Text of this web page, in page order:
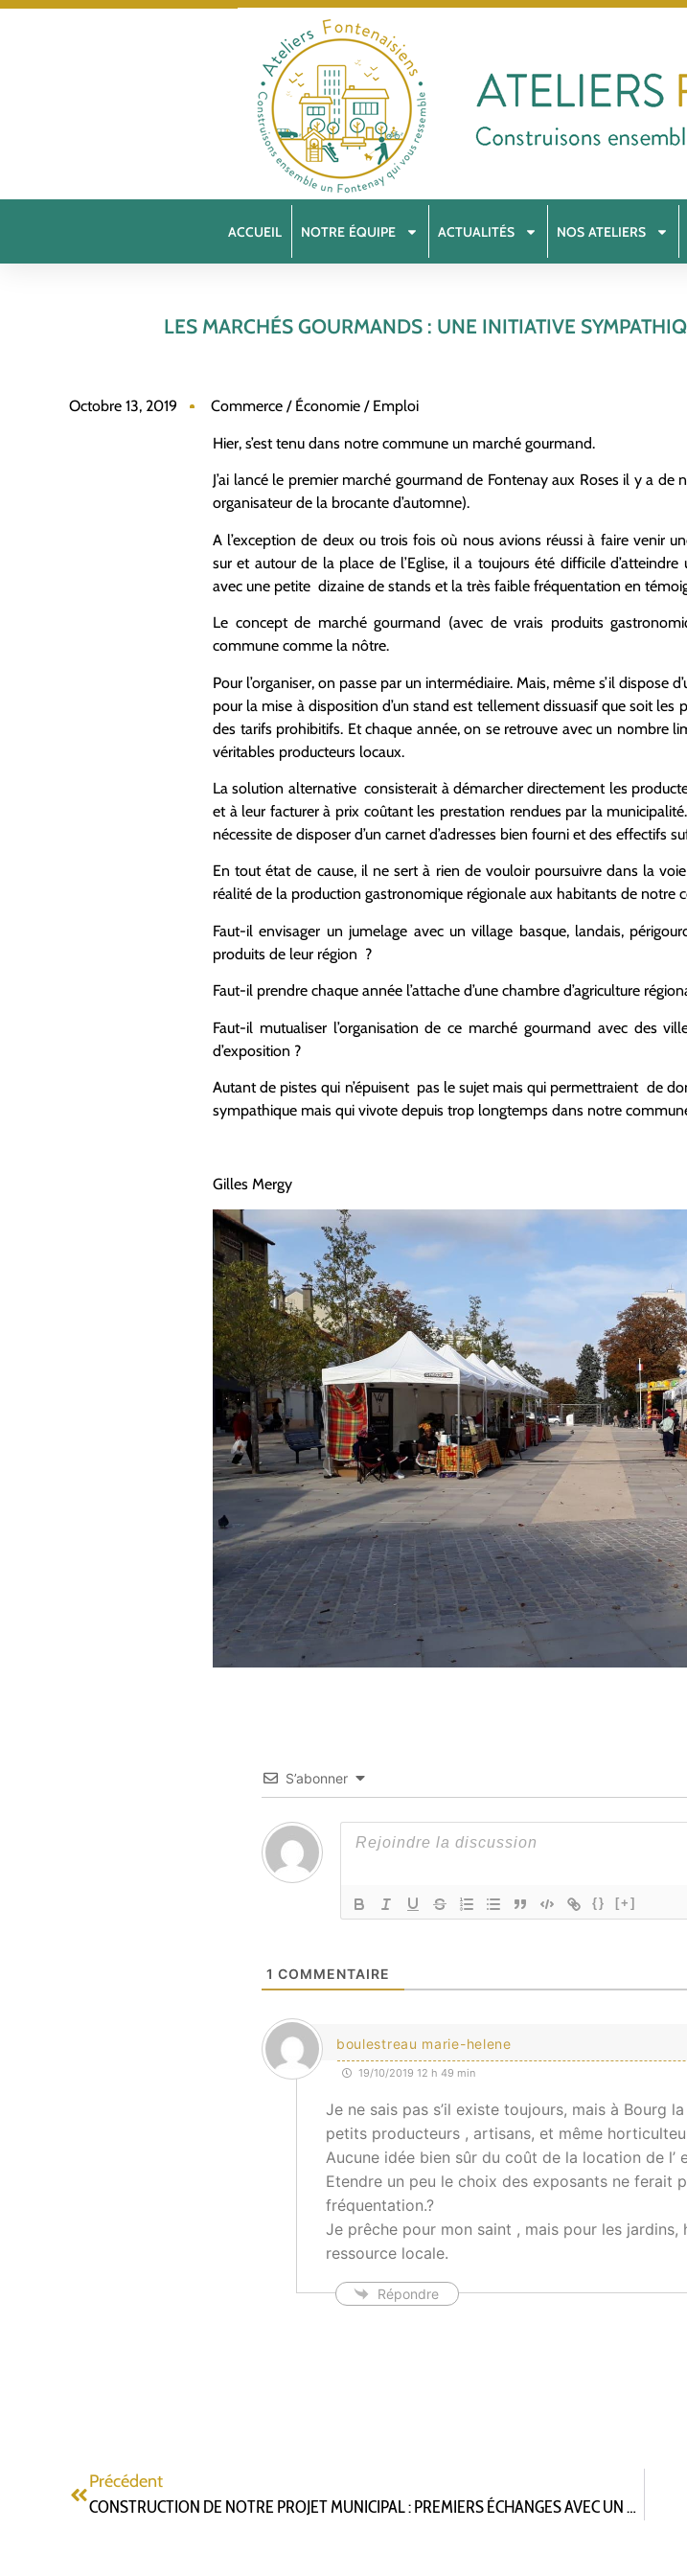
ACCUEIL NOTRE ÉQUIPE ACTUALITÉS NOS ATELIERS
LES MARCHÉS GOURMANDS : UNE INITIATIVE
Octobre 13, 2019 Commerce / Économie / Emploi
Hier, s’est tenu dans notre commune un marché gourmand.
J’ai lancé le premier marché gourmand de Fontenay aux Roses il y a de
organisateur de la brocante d’automne).
A l’exception de deux ou trois fois où nous avions réussi à faire venir
sur et autour de la place de l’Eglise, il a toujours été difficile
avec une petite dizaine de stands et la très faible fréquentation en
Le concept de marché gourmand (avec de vrais produits
commune comme la nôtre.
Pour l’organiser, on passe par un intermédiaire. Mais, même s’il dispose
pour la mise à disposition d’un stand est tellement dissuasif que soit
des tarifs prohibitifs. Et chaque année, on se retrouve avec un nombre
véritables producteurs locaux.
La solution alternative consisterait à démarcher directement les
et à leur facturer à prix coûtant les prestation rendues par la
nécessite de disposer d’un carnet d’adresses bien fourni et des effectifs
En tout état de cause, il ne sert à rien de vouloir poursuivre dans la
réalité de la production gastronomique régionale aux habitants de notre
Faut-il envisager un jumelage avec un village basque, landais,
produits de leur région ?
Faut-il prendre chaque année l’attache d’une chambre d’agriculture
Faut-il mutualiser l’organisation de ce marché gourmand avec des
d’exposition ?
Autant de pistes qui n’épuisent pas le sujet mais qui permettraient de
sympathique mais qui vivote depuis trop longtemps dans notre
Gilles Mergy
S’abonner
{} [+]
1 COMMENTAIRE
boulestreau marie-helene
19/10/2019 12 h 49 min
Je ne sais pas s’il existe toujours, mais à Bourg
petits producteurs , artisans, et même
Aucune idée bien sûr du coût de la location de l’
Etendre un peu le choix des exposants ne ferait
fréquentation.?
Je prêche pour mon saint , mais pour les
ressource locale.
Répondre
Précédent
CONSTRUCTION DE NOTRE PROJET MUNICIPAL : PREMIERS ÉCHANGES AVEC UN CITOYEN RÉFÉRENT